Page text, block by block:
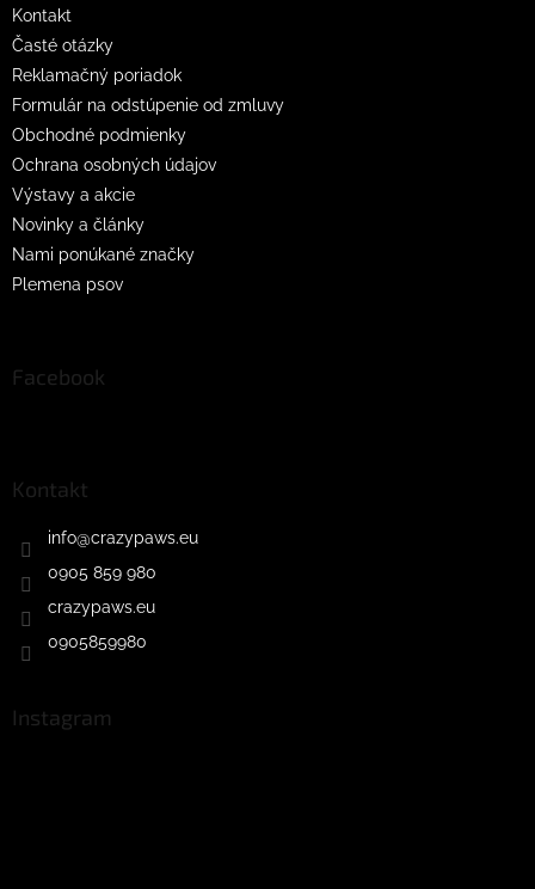
Kontakt
Časté otázky
Reklamačný poriadok
Formulár na odstúpenie od zmluvy
Obchodné podmienky
Ochrana osobných údajov
Výstavy a akcie
Novinky a články
Nami ponúkané značky
Plemena psov
Facebook
Kontakt
info@crazypaws.eu
0905 859 980
crazypaws.eu
0905859980
Instagram